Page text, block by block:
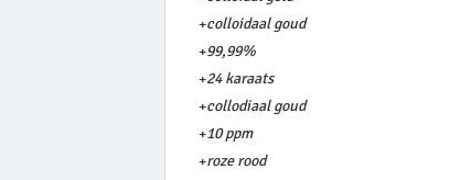
+colloidaal goud
+99,99%
+24 karaats
+collodiaal goud
+10 ppm
+roze rood